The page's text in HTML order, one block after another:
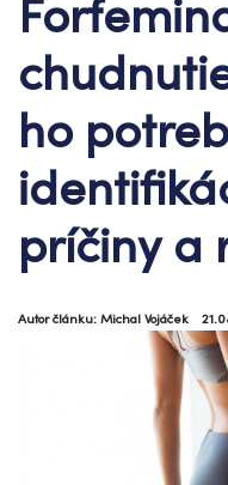
ho
príčiny a
Autor článku: Michal Vojáček